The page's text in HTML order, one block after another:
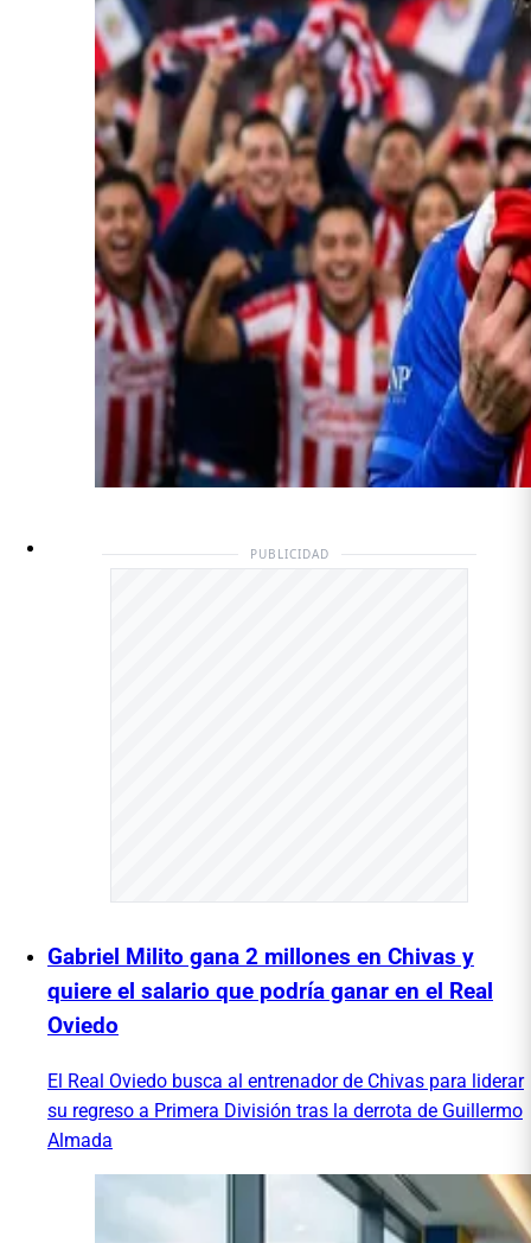
PUBLICIDAD
Gabriel Milito gana 2 millones en Chivas y
quiere el salario que podría ganar en el Real
Oviedo
El Real Oviedo busca al entrenador de Chivas para liderar
su regreso a Primera División tras la derrota de Guillermo
Almada